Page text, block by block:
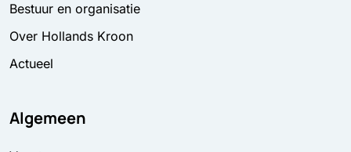
Bestuur en organisatie
Over Hollands Kroon
Actueel
Algemeen